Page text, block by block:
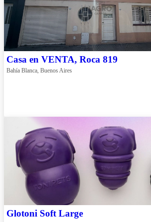
Casa en VENTA, Roca 819
Bahía Blanca, Buenos Aires
Glotoni Soft Large